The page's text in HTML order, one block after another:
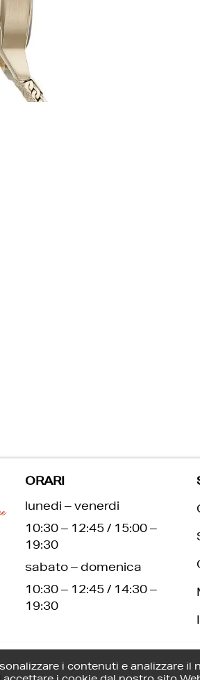
i contenuti e analizzare il
ORARI
lunedi – venerdi
10:30 – 12:45 / 15:00 –
19:30
sabato – domenica
10:30 – 12:45 / 14:30 –
19:30